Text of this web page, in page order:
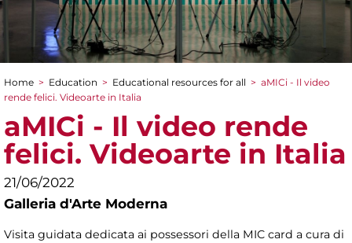
You are here
Home > Education > Educational resources for all > aMICi - Il video
rende felici. Videoarte in Italia
aMICi - Il video rende
felici. Videoarte in Italia
21/06/2022
Galleria d'Arte Moderna
Visita guidata dedicata ai possessori della MIC card a cura di